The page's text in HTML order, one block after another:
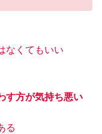
なくてもいい
す方が気持ち悪い
る